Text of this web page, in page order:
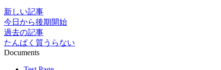
新しい記事
今日から後期開始
過去の記事
たんぱく質うらない
Documents